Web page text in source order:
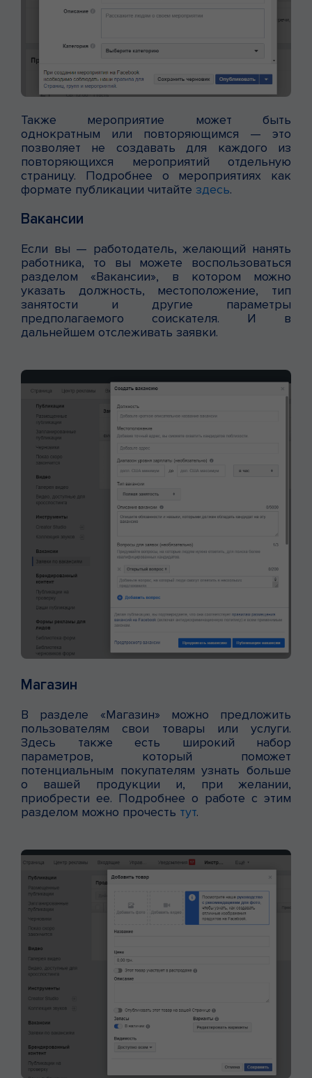
Также мероприятие может быть
однократным или повторяющимся — это
позволяет не создавать для каждого из
повторяющихся мероприятий отдельную
страницу. Подробнее о мероприятиях как
формате публикации читайте здесь.
Вакансии
Если вы — работодатель, желающий нанять
работника, то вы можете воспользоваться
разделом «Вакансии», в котором можно
указать должность, местоположение, тип
занятости и другие параметры
предполагаемого соискателя. И в
дальнейшем отслеживать заявки.
Магазин
В разделе «Магазин» можно предложить
пользователям свои товары или услуги.
Здесь также есть широкий набор
параметров, который поможет
потенциальным покупателям узнать больше
о вашей продукции и, при желании,
приобрести ее. Подробнее о работе с этим
разделом можно прочесть тут.